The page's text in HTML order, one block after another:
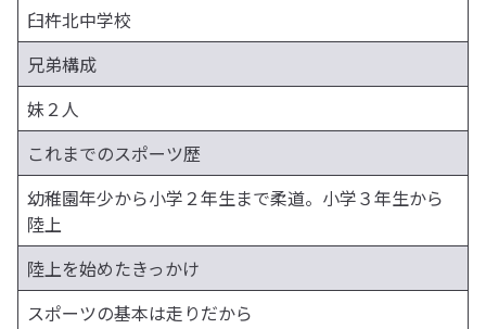
臼杵北中学校
兄弟構成
妹２人
これまでのスポーツ歴
幼稚園年少から小学２年生まで柔道。小学３年生から
陸上
陸上を始めたきっかけ
スポーツの基本は走りだから